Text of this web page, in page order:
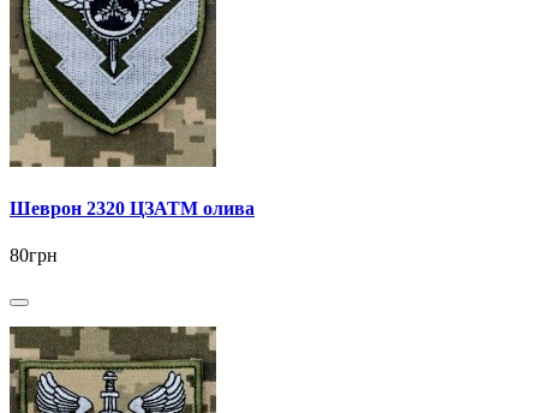
Шеврон 2320 ЦЗАТМ олива
80грн